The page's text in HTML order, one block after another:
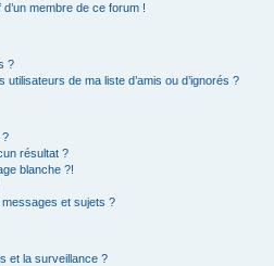
membre de ce forum !
?
de ma liste d’amis ou d’ignorés ?
?
résultat ?
blanche ?!
et sujets ?
et la surveillance ?